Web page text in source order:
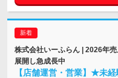
株式会社いーふらん | 2026年
展開し急成長中
【店舗運営・営業】★未